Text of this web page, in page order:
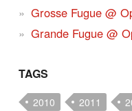
Grosse Fugue @
Grande Fugue @
TAGS
2010 2011